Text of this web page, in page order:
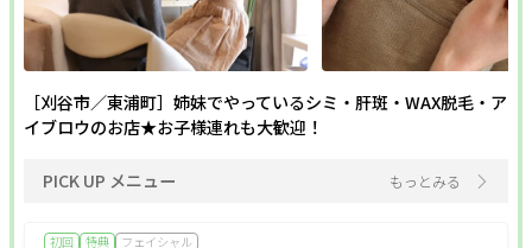
［刈谷市／東浦町］姉妹でやっているシミ・肝斑・WAX脱毛・ア
イブロウのお店★お子様連れも大歓迎！
PICK UP メニュー もっとみる
初回 特典 フェイシャル